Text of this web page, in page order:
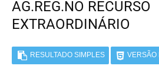
AG.REG.NO RECURSO
EXTRAORDINÁRIO
RESULTADO SIMPLES VERSÃO